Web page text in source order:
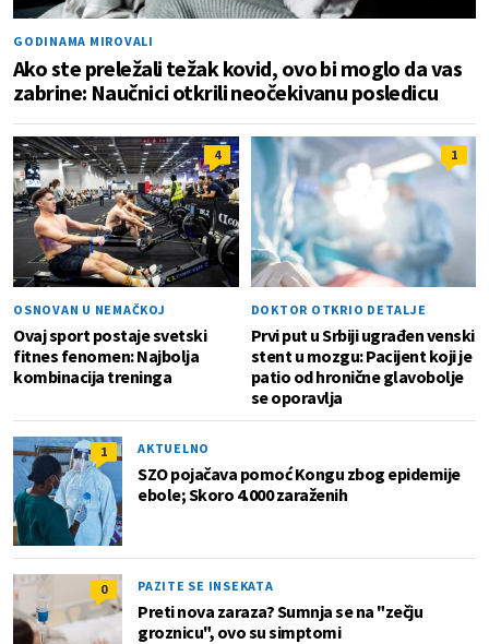
GODINAMA MIROVALI
Ako ste preležali težak kovid, ovo bi moglo da vas
zabrine: Naučnici otkrili neočekivanu posledicu
4
OSNOVAN U NEMAČKOJ
Ovaj sport postaje svetski
fitnes fenomen: Najbolja
kombinacija treninga
1
DOKTOR OTKRIO DETALJE
Prvi put u Srbiji ugrađen venski
stent u mozgu: Pacijent koji je
patio od hronične glavobolje
se oporavlja
1 AKTUELNO
SZO pojačava pomoć Kongu zbog epidemije
ebole; Skoro 4.000 zaraženih
0 PAZITE SE INSEKATA
Preti nova zaraza? Sumnja se na "zečju
groznicu", ovo su simptomi